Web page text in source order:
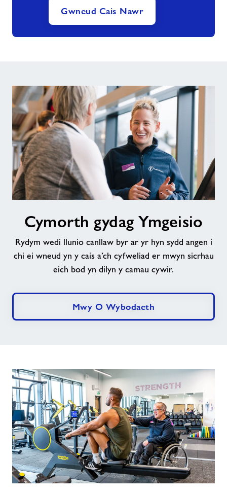
Gwneud Cais Nawr
gydag
Ymgeisio
Cymorth gydag Ymgeisio
Rydym wedi llunio canllaw byr ar yr hyn sydd angen i
chi ei wneud yn y cais a’ch cyfweliad er mwyn sicrhau
eich bod yn dilyn y camau cywir.
Mwy O Wybodaeth